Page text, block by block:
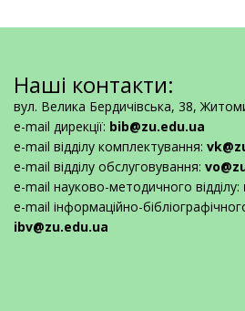
Наші контакти:
вул. Велика Бердичівська, 38,
e-mail дирекції: bib@zu.edu.ua
e-mail відділу комплектування:
e-mail відділу обслуговування:
e-mail науково-методичного відділу:
e-mail інформаційно-
ibv@zu.edu.ua